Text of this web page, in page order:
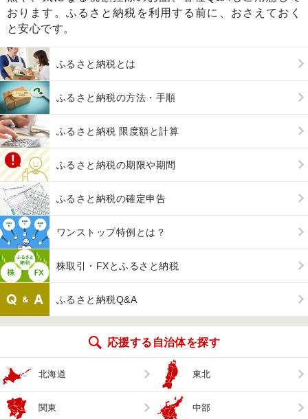
おります。ふるさと納税を利用する前に、おさえておく
と安心です。
ふるさと納税とは
ふるさと納税の方法・手順
ふるさと納税 限度額と計算
ふるさと納税の期限や期間
ふるさと納税の確定申告
ワンストップ特例とは？
株取引・FXとふるさと納税
ふるさと納税Q&A
応援する自治体を探す
北海道 東北
関東 中部